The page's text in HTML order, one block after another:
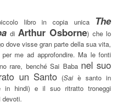
libro in copia unica The
diArthur Osborne) che lo
dove visse gran parte della sua vita,
me ad approfondire. Ma le fonti
rare, benché Sai Baba nel suo
un Santo (Saiè santo in
hindi) e il suo ritratto troneggi
devoti.